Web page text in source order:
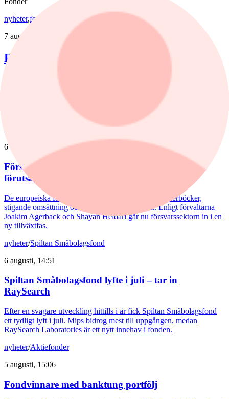
nyheter,fonder
Aktiefonder
7 augusti, 15:58
Förvaltaren efter Troax rusning:
"Fortsatt stor potential"
Lancelot Sverige steg 8,6% i juli, mot 2,2% för jämförelseindex.
Rapportvinnarna Mips och Troax bidrog till uppgången. I Troax ser
förvaltaren Erik Bertilsson fortsatt stor potential.
6 augusti, 17:03
Försvarsförvaltarna spår ny tillväxtfas: ”Goda
förutsättningar”
De europeiska försvarsbolagen visar rekordstora orderböcker,
stigande omsättning och förbättrade marginaler. Enligt förvaltarna
Joakim Agerback och Shayan Heidari går nu försvarssektorn in i en
ny tillväxtfas.
nyheter/Spiltan Småbolagsfond
6 augusti, 14:51
Spiltan Småbolagsfond lyfte i juli – tar in
RaySearch
Efter en svagare utveckling hittills i år fick Spiltan Småbolagsfond
ett tydligt lyft i juli. Mips bidrog mest till uppgången, medan
RaySearch Laboratories är ett nytt innehav i fonden.
nyheter/Aktiefonder
5 augusti, 15:06
Fondvinnare med banktung portfölj